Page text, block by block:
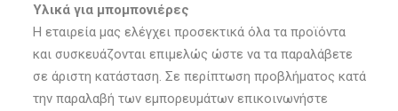
Υλικά για μπομπονιέρες
Η εταιρεία μας ελέγχει προσεκτικά όλα τα προϊόντα
και συσκευάζονται επιμελώς ώστε να τα παραλάβετε
σε άριστη κατάσταση. Σε περίπτωση προβλήματος κατά
την παραλαβή των εμπορευμάτων επικοινωνήστε